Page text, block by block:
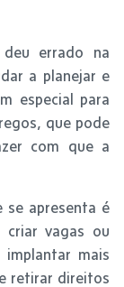
errado na
a planejar e
especial para
que pode
com que a
se apresenta é
criar vagas ou
mais
retirar direitos